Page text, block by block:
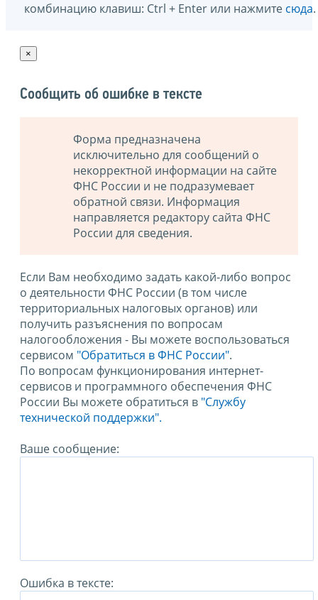
комбинацию клавиш: Ctrl + Enter или нажмите сюда.
×
Сообщить об ошибке в тексте
Форма предназначена
исключительно для сообщений о
некорректной информации на сайте
ФНС России и не подразумевает
обратной связи. Информация
направляется редактору сайта ФНС
России для сведения.
Если Вам необходимо задать какой-либо вопрос
о деятельности ФНС России (в том числе
территориальных налоговых органов) или
получить разъяснения по вопросам
налогообложения - Вы можете воспользоваться
сервисом "Обратиться в ФНС России".
По вопросам функционирования интернет-
сервисов и программного обеспечения ФНС
России Вы можете обратиться в "Службу
технической поддержки".
Ваше сообщение:
Ошибка в тексте: